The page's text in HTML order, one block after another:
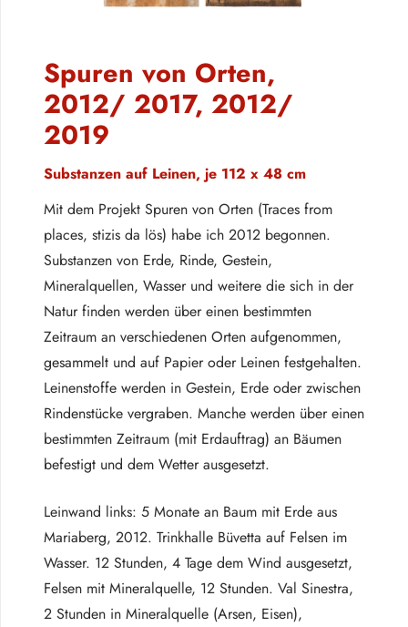
Spuren von Orten,
2012/ 2017, 2012/
2019
Substanzen auf Leinen, je 112 x 48 cm
Mit dem Projekt Spuren von Orten (Traces from
places, stizis da lös) habe ich 2012 begonnen.
Substanzen von Erde, Rinde, Gestein,
Mineralquellen, Wasser und weitere die sich in der
Natur finden werden über einen bestimmten
Zeitraum an verschiedenen Orten aufgenommen,
gesammelt und auf Papier oder Leinen festgehalten.
Leinenstoffe werden in Gestein, Erde oder zwischen
Rindenstücke vergraben. Manche werden über einen
bestimmten Zeitraum (mit Erdauftrag) an Bäumen
befestigt und dem Wetter ausgesetzt.
Leinwand links: 5 Monate an Baum mit Erde aus
Mariaberg, 2012. Trinkhalle Büvetta auf Felsen im
Wasser. 12 Stunden, 4 Tage dem Wind ausgesetzt,
Felsen mit Mineralquelle, 12 Stunden. Val Sinestra,
2 Stunden in Mineralquelle (Arsen, Eisen),